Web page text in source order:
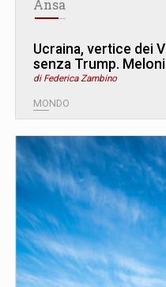
Ansa
Ucraina, vertice dei
senza Trump.
di Federica Zambino
MONDO